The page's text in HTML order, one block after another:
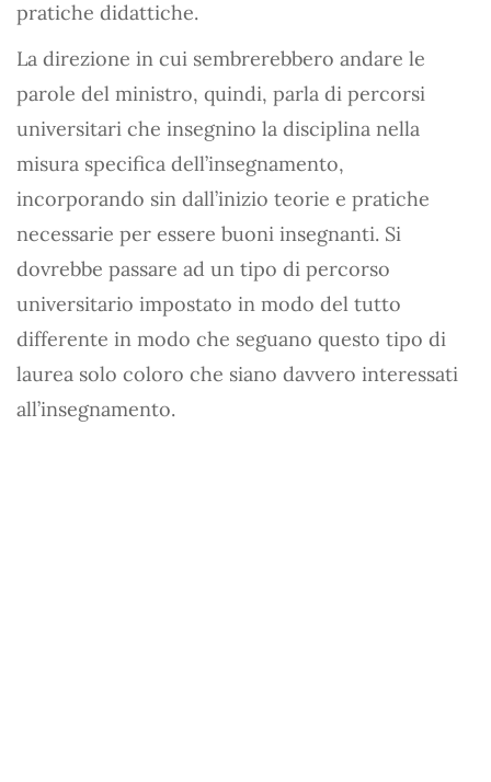
pratiche didattiche.
La direzione in cui sembrerebbero andare le
parole del ministro, quindi, parla di percorsi
universitari che insegnino la disciplina nella
misura specifica dell’insegnamento,
incorporando sin dall’inizio teorie e pratiche
necessarie per essere buoni insegnanti. Si
dovrebbe passare ad un tipo di percorso
universitario impostato in modo del tutto
differente in modo che seguano questo tipo di
laurea solo coloro che siano davvero interessati
all’insegnamento.